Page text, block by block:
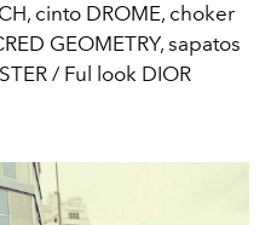
cinto DROME, choker
GEOMETRY, sapatos
/ Ful look DIOR